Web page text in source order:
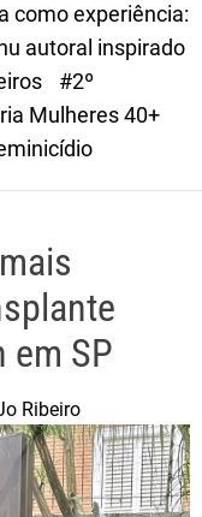
como experiência:
autoral inspirado
#2º
Mulheres 40+
em SP
Ribeiro